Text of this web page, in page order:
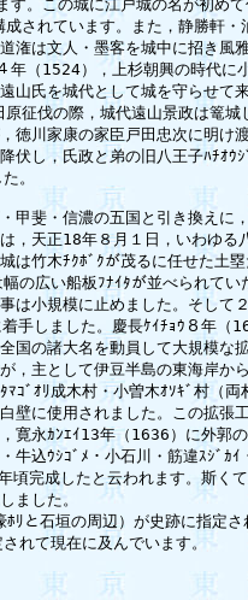
す。この城に江戸城の名が初め
されています。また，静勝軒・
潅は文人・墨客を城中に招き風
年（1524），上杉朝興の時代に
山氏を城代として城を守らせて
征伐の際，城代遠山景政は篭城
徳川家康の家臣戸田忠次に明け
伏し，氏政と弟の旧八王子ﾊﾁｵｳ
。
甲斐・信濃の五国と引き換えに
，天正18年８月１日，いわゆる
は竹木ﾁｸﾎﾞｸが茂るに任せた土
の広い船板ﾌﾅｲﾀが並べられてい
は小規模に止めました。そして
手しました。慶長ｹｲﾁｮｳ８年（
国の諸大名を動員して大規模な
，主として伊豆半島の東海岸か
ｺﾞｵﾘ成木村・小曽木ｵｿｷﾞ村（両
壁に使用されました。この拡張
寛永ｶﾝｴｲ13年（1636）に外郭
牛込ｳｼｺﾞﾒ・小石川・筋違ｽｼﾞｶｲ
頃完成したと云われます。斯く
ました。
ﾘと石垣の周辺）が史跡に指定